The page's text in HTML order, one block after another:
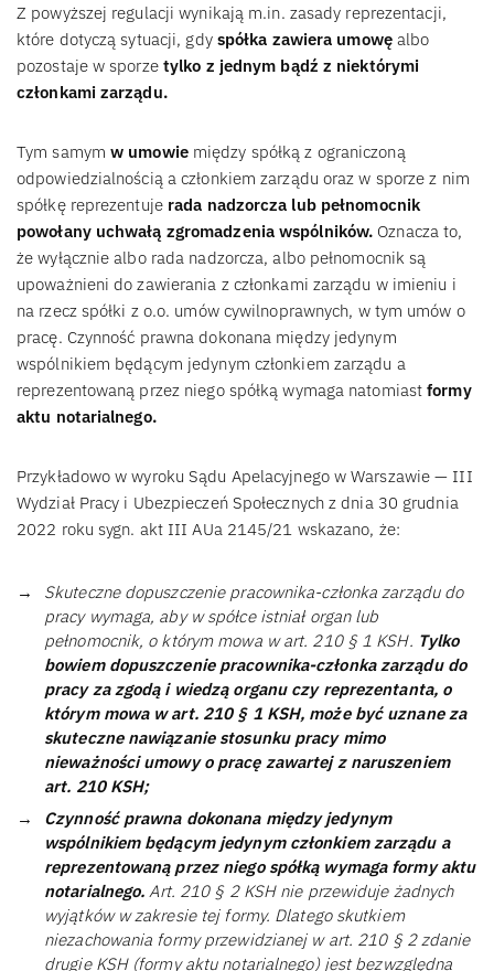
Z powyższej regulacji wynikają m.in. zasady reprezentacji,
które dotyczą sytuacji, gdy spółka zawiera umowęalbo
pozostaje w sporze tylko z jednym bądź z niektórymi
członkami zarządu.
Tym samym w umowiemiędzy spółką z ograniczoną
odpowiedzialnością a członkiem zarządu oraz w sporze z nim
spółkę reprezentuje rada nadzorcza lub pełnomocnik
powołany uchwałą zgromadzenia wspólników. Oznacza to,
że wyłącznie albo rada nadzorcza, albo pełnomocnik są
upoważnieni do zawierania z członkami zarządu w imieniu i
na rzecz spółki z o.o. umów cywilnoprawnych, w tym umów o
pracę. Czynność prawna dokonana między jedynym
wspólnikiem będącym jedynym członkiem zarządu a
reprezentowaną przez niego spółką wymaga natomiastformy
aktu notarialnego.
Przykładowo w wyroku Sądu Apelacyjnego w Warszawie — III
Wydział Pracy i Ubezpieczeń Społecznych z dnia 30 grudnia
2022 roku sygn. akt III AUa 2145/21 wskazano, że:
Skuteczne dopuszczenie pracownika-członka zarządu do
pracy wymaga, aby w spółce istniał organ lub
pełnomocnik, o którym mowa w art. 210 § 1 KSH. Tylko
bowiem dopuszczenie pracownika-członka zarządu do
pracy za zgodą i wiedzą organu czy reprezentanta, o
którym mowa w art. 210 § 1 KSH, może być uznane za
skuteczne nawiązanie stosunku pracy mimo
nieważności umowy o pracę zawartej z naruszeniem
art. 210 KSH;
Czynność prawna dokonana między jedynym
wspólnikiem będącym jedynym członkiem zarządu a
reprezentowaną przez niego spółką wymaga formy aktu
notarialnego. Art. 210 § 2 KSH nie przewiduje żadnych
wyjątków w zakresie tej formy. Dlatego skutkiem
niezachowania formy przewidzianej w art. 210 § 2 zdanie
drugie KSH (formy aktu notarialnego) jest bezwzględna